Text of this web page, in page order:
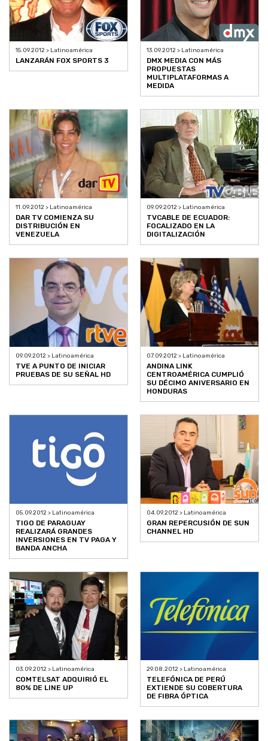
15.09.2012 > Latinoamérica
LANZARÁN FOX SPORTS 3
13.09.2012 > Latinoamérica
DMX MEDIA CON MÁS
PROPUESTAS
MULTIPLATAFORMAS A
MEDIDA
11.09.2012 > Latinoamérica
DAR TV COMIENZA SU
DISTRIBUCIÓN EN
VENEZUELA
09.09.2012 > Latinoamérica
TVCABLE DE ECUADOR:
FOCALIZADO EN LA
DIGITALIZACIÓN
09.09.2012 > Latinoamérica
TVE A PUNTO DE INICIAR
PRUEBAS DE SU SEÑAL HD
07.09.2012 > Latinoamérica
ANDINA LINK
CENTROAMÉRICA CUMPLIÓ
SU DÉCIMO ANIVERSARIO EN
HONDURAS
05.09.2012 > Latinoamérica
TIGO DE PARAGUAY
REALIZARÁ GRANDES
INVERSIONES EN TV PAGA Y
BANDA ANCHA
04.09.2012 > Latinoamérica
GRAN REPERCUSIÓN DE SUN
CHANNEL HD
03.09.2012 > Latinoamérica
COMTELSAT ADQUIRIÓ EL
80% DE LINE UP
29.08.2012 > Latinoamérica
TELEFÓNICA DE PERÚ
EXTIENDE SU COBERTURA
DE FIBRA ÓPTICA